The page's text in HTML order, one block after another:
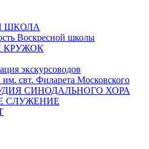
ШКОЛА
Воскресной школы
КРУЖОК
экскурсоводов
свт. Филарета Московского
СИНОДАЛЬНОГО ХОРА
СЛУЖЕНИЕ